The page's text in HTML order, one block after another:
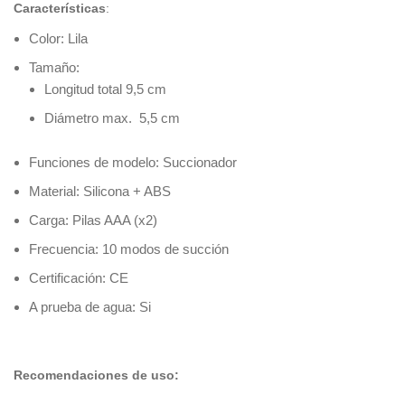
Características:
Color: Lila
Tamaño:
Longitud total 9,5 cm
Diámetro max. 5,5 cm
Funciones de modelo: Succionador
Material: Silicona + ABS
Carga: Pilas AAA (x2)
Frecuencia: 10 modos de succión
Certificación: CE
A prueba de agua: Si
Recomendaciones de uso: